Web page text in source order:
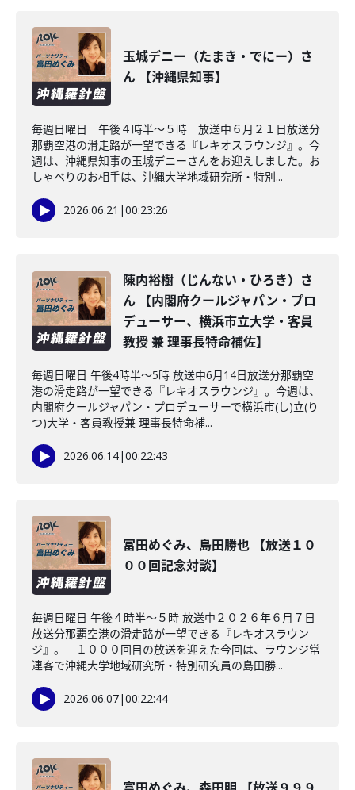
玉城デニー（たまき・でにー）さ
ん 【沖縄県知事】
毎週日曜日 午後４時半～５時 放送中６月２１日放送分
那覇空港の滑走路が一望できる『レキオスラウンジ』。今
週は、沖縄県知事の玉城デニーさんをお迎えしました。お
しゃべりのお相手は、沖縄大学地域研究所・特別...
2026.06.21 |00:23:26
陳内裕樹（じんない・ひろき）さ
ん 【内閣府クールジャパン・プロ
デューサー、横浜市立大学・客員
教授 兼 理事長特命補佐】
毎週日曜日 午後4時半～5時 放送中6月14日放送分那覇空
港の滑走路が一望できる『レキオスラウンジ』。今週は、
内閣府クールジャパン・プロデューサーで横浜市(し)立(り
つ)大学・客員教授兼 理事長特命補...
2026.06.14|00:22:43
富田めぐみ、島田勝也 【放送１０
００回記念対談】
毎週日曜日 午後４時半～５時 放送中２０２６年６月７日
放送分那覇空港の滑走路が一望できる『レキオスラウン
ジ』。 １０００回目の放送を迎えた今回は、ラウンジ常
連客で沖縄大学地域研究所・特別研究員の島田勝...
2026.06.07|00:22:44